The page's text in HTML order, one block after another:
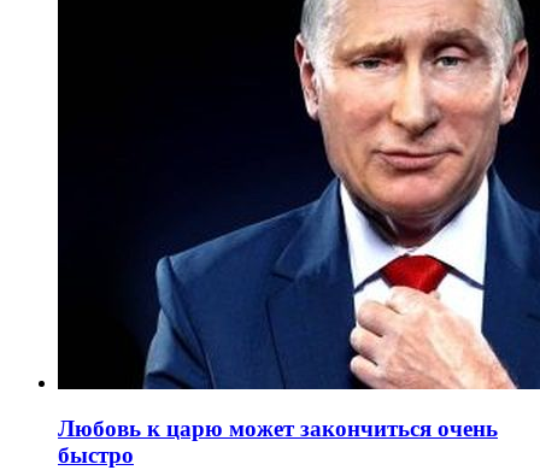
Любовь к царю может закончиться очень
быстро